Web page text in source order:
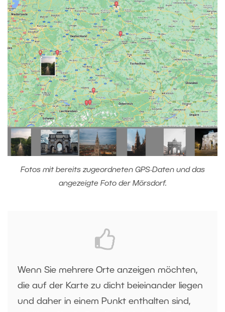
Fotos mit bereits zugeordneten GPS-Daten und das
angezeigte Foto der Mörsdorf.
Wenn Sie mehrere Orte anzeigen möchten,
die auf der Karte zu dicht beieinander liegen
und daher in einem Punkt enthalten sind,